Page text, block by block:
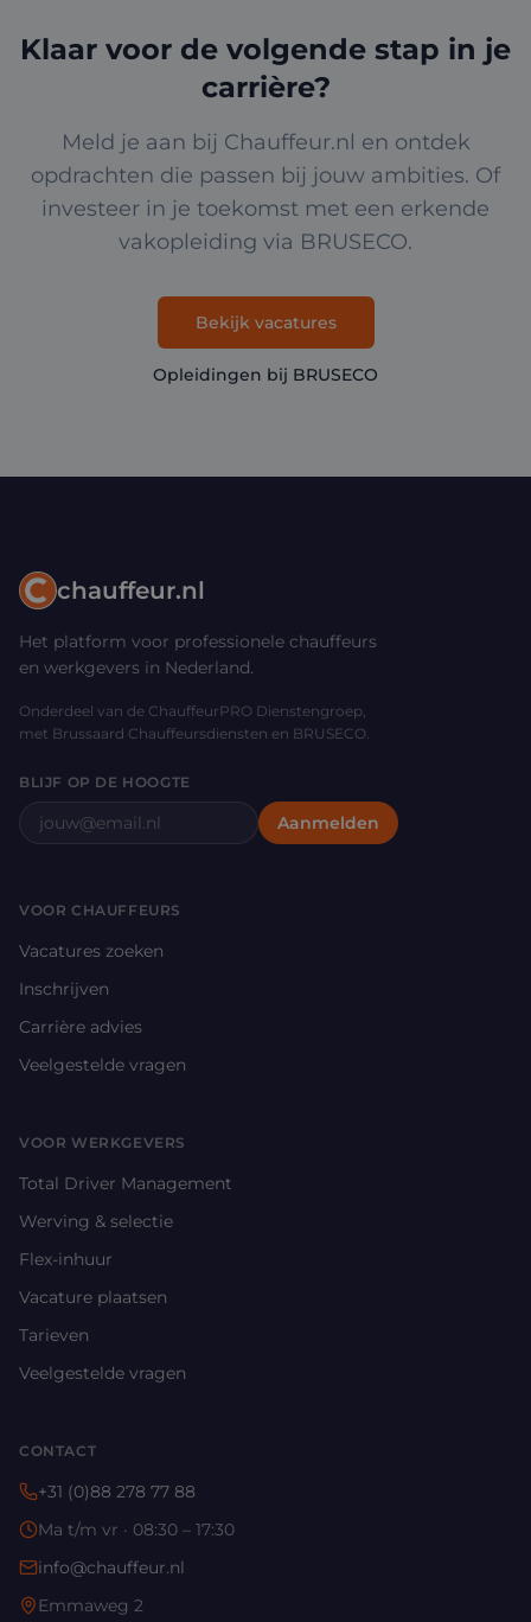
Klaar voor de volgende stap in je
carrière?
Meld je aan bij Chauffeur.nl en ontdek
opdrachten die passen bij jouw ambities. Of
investeer in je toekomst met een erkende
vakopleiding via BRUSECO.
Bekijk vacatures
Opleidingen bij BRUSECO
chauffeur.nl
Het platform voor professionele chauffeurs
en werkgevers in Nederland.
Onderdeel van de ChauffeurPRO Dienstengroep,
met Brussaard Chauffeursdiensten en BRUSECO.
BLIJF OP DE HOOGTE
E-mailadres Aanmelden
VOOR CHAUFFEURS
Vacatures zoeken
Inschrijven
Carrière advies
Veelgestelde vragen
VOOR WERKGEVERS
Total Driver Management
Werving & selectie
Flex-inhuur
Vacature plaatsen
Tarieven
Veelgestelde vragen
CONTACT
+31 (0)88 278 77 88
Ma t/m vr · 08:30 – 17:30
info@chauffeur.nl
Emmaweg 2